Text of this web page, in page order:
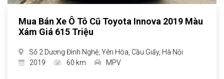
Mua Bán Xe Ô Tô Cũ Toyota Innova 2019 Màu
Xám Giá 615 Triệu
Số 2 Dương Đình Nghệ, Yên Hòa, Cầu Giấy, Hà Nội
2019
60 km MPV